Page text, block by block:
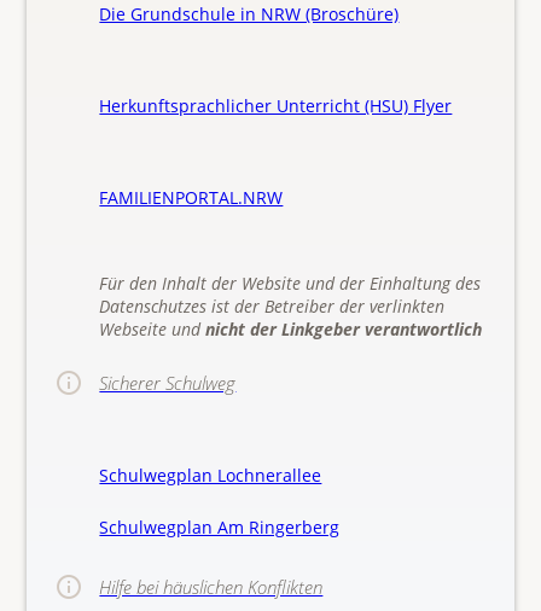
Die Grundschule in NRW (Broschüre)
Herkunftsprachlicher Unterricht (HSU) Flyer
FAMILIENPORTAL.NRW
Für den Inhalt der Website und der Einhaltung des
Datenschutzes ist der Betreiber der verlinkten
Webseite undnicht der Linkgeber verantwortlich
Sicherer Schulweg
Schulwegplan Lochnerallee
Schulwegplan Am Ringerberg
Hilfe bei häuslichen Konflikten